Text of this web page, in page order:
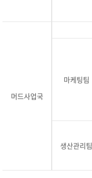
머드사업국
마케팅팀
생산관리팀